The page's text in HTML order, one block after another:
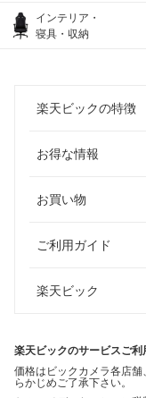
インテリア・
寝具・収納
楽天ビックの特徴
お得な情報
お買い物
ご利用ガイド
楽天ビック
楽天ビックのサービスご利
価格はビックカメラ各店
らかじめご了承下さい。